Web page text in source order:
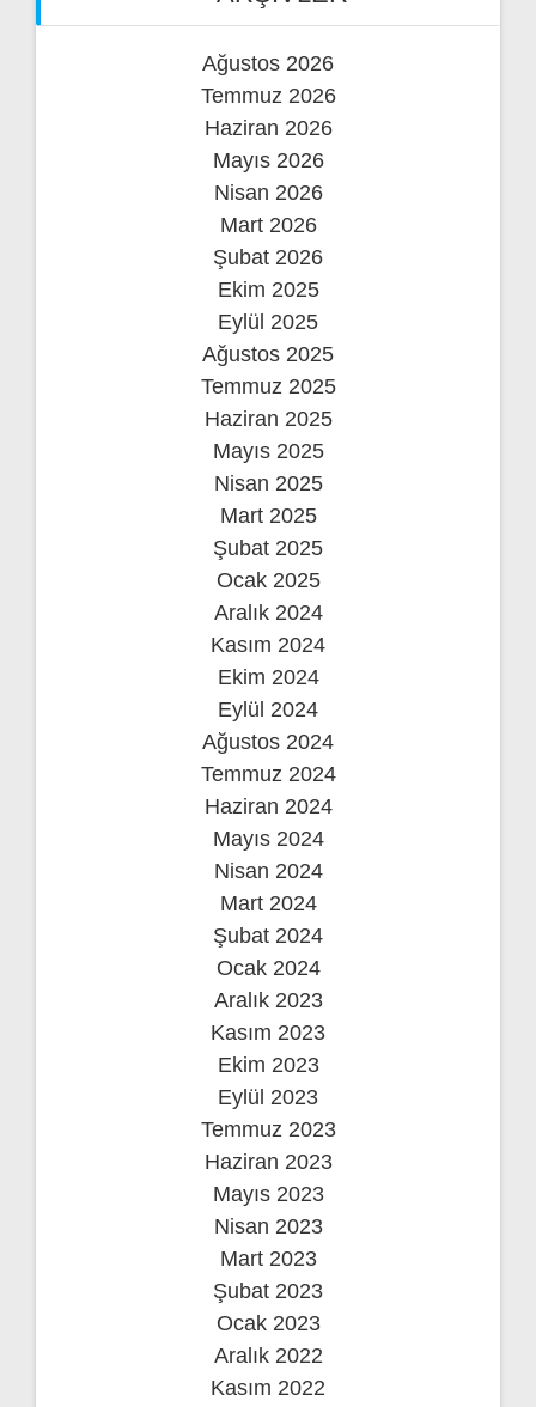
Ağustos 2026
Temmuz 2026
Haziran 2026
Mayıs 2026
Nisan 2026
Mart 2026
Şubat 2026
Ekim 2025
Eylül 2025
Ağustos 2025
Temmuz 2025
Haziran 2025
Mayıs 2025
Nisan 2025
Mart 2025
Şubat 2025
Ocak 2025
Aralık 2024
Kasım 2024
Ekim 2024
Eylül 2024
Ağustos 2024
Temmuz 2024
Haziran 2024
Mayıs 2024
Nisan 2024
Mart 2024
Şubat 2024
Ocak 2024
Aralık 2023
Kasım 2023
Ekim 2023
Eylül 2023
Temmuz 2023
Haziran 2023
Mayıs 2023
Nisan 2023
Mart 2023
Şubat 2023
Ocak 2023
Aralık 2022
Kasım 2022